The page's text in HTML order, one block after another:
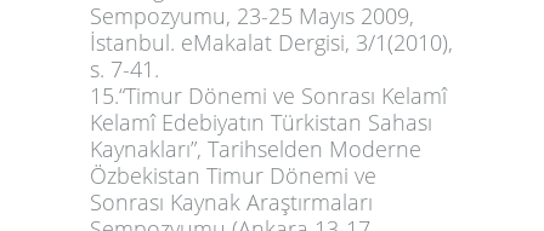
Sempozyumu, 23-25 Mayıs 2009,
İstanbul. eMakalat Dergisi, 3/1(2010),
s. 7-41.
15.“Timur Dönemi ve Sonrası Kelamî
Kelamî Edebiyatın Türkistan Sahası
Kaynakları”, Tarihselden Moderne
Özbekistan Timur Dönemi ve
Sonrası Kaynak Araştırmaları